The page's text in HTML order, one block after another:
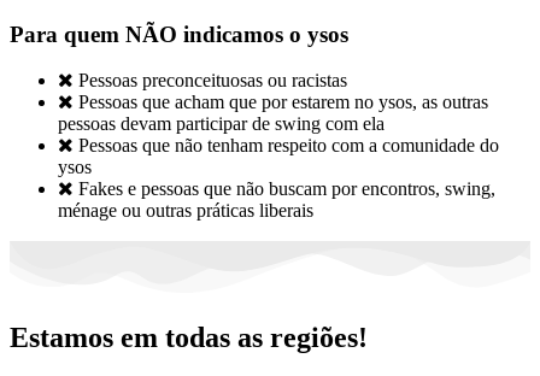
Para quem NÃO indicamos o ysos
 Pessoas preconceituosas ou racistas
 Pessoas que acham que por estarem no ysos, as outras
pessoas devam participar de swing com ela
 Pessoas que não tenham respeito com a comunidade do
ysos
 Fakes e pessoas que não buscam por encontros, swing,
ménage ou outras práticas liberais
Estamos em todas as regiões!